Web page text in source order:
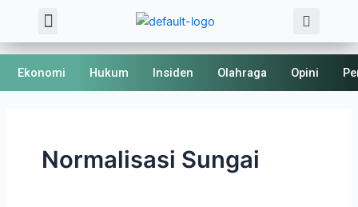
content
Menu
Ekonomi Hukum Insiden Olahraga Opini
Normalisasi Sungai